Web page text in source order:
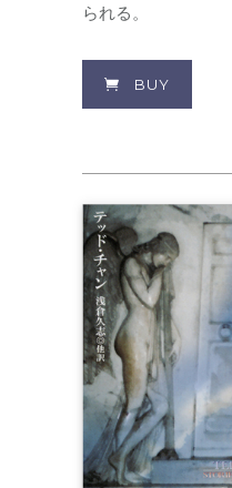
られる。
BUY